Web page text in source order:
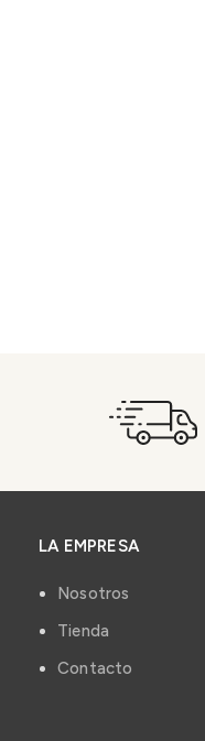
LA EMPRESA
Nosotros
Tienda
Contacto